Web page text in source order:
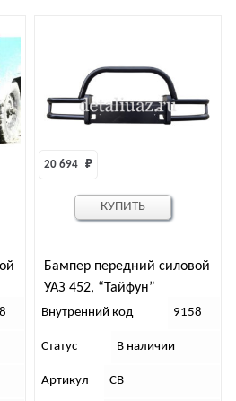
Бампер передний силовой
УАЗ 452, “Тайфун”
20 694 ₽
Внутренний код 9158
Статус В наличии
Артикул СВ
КУПИТЬ